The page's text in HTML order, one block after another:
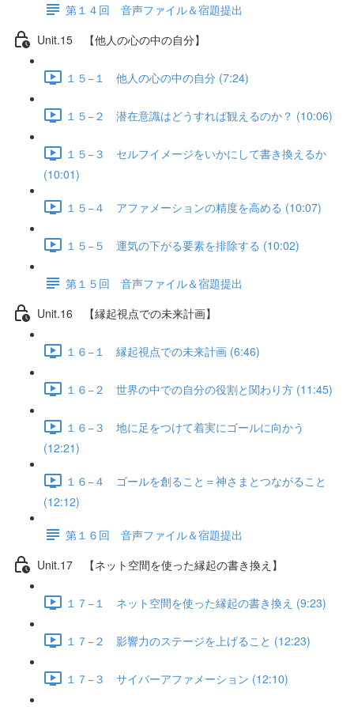
第１４回 音声ファイル＆宿題提出
Unit.15 【他人の心の中の自分】
１５−１ 他人の心の中の自分 (7:24)
１５−２ 潜在意識はどうすれば観えるのか？ (10:06)
１５−３ セルフイメージをいかにして書き換えるか
(10:01)
１５−４ アファメーションの精度を高める (10:07)
１５−５ 運気の下がる要素を排除する (10:02)
第１５回 音声ファイル＆宿題提出
Unit.16 【縁起視点での未来計画】
１６−１ 縁起視点での未来計画 (6:46)
１６−２ 世界の中での自分の役割と関わり方 (11:45)
１６−３ 地に足をつけて着実にゴールに向かう
(12:21)
１６−４ ゴールを創ること＝神さまとつながること
(12:12)
第１６回 音声ファイル＆宿題提出
Unit.17 【ネット空間を使った縁起の書き換え】
１７−１ ネット空間を使った縁起の書き換え (9:23)
１７−２ 影響力のステージを上げること (12:23)
１７−３ サイバーアファメーション (12:10)